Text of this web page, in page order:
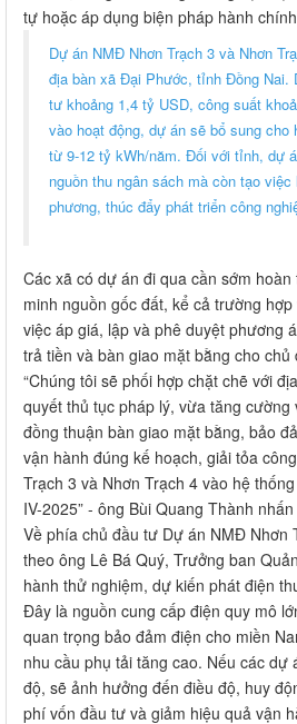
tự hoặc áp dụng biện pháp hành
Dự án NMĐ Nhơn Trạch 3 và Nhơn
địa bàn xã Đại Phước, tỉnh Đồng Nai.
tư khoảng 1,4 tỷ USD, công suất
vào hoạt động, dự án sẽ bổ sung cho
từ 9-12 tỷ kWh/năm. Đối với tỉnh, dự
nguồn thu ngân sách mà còn tạo
phương, thúc đẩy phát triển công
Các xã có dự án đi qua cần sớm
minh nguồn gốc đất, kể cả trường
việc áp giá, lập và phê duyệt phương
trả tiền và bàn giao mặt bằng cho chủ
“Chúng tôi sẽ phối hợp chặt chẽ với
quyết thủ tục pháp lý, vừa tăng cường
đồng thuận bàn giao mặt bằng, bảo
vận hành đúng kế hoạch, giải tỏa
Trạch 3 và Nhơn Trạch 4 vào hệ
IV-2025” - ông Bùi Quang Thành
Về phía chủ đầu tư Dự án NMĐ Nhơn
theo ông Lê Bá Quý, Trưởng ban
hành thử nghiệm, dự kiến phát điện
Đây là nguồn cung cấp điện quy mô
quan trọng bảo đảm điện cho miền
nhu cầu phụ tải tăng cao. Nếu các dự
độ, sẽ ảnh hưởng đến điều độ, huy
phí vốn đầu tư và giảm hiệu quả vận